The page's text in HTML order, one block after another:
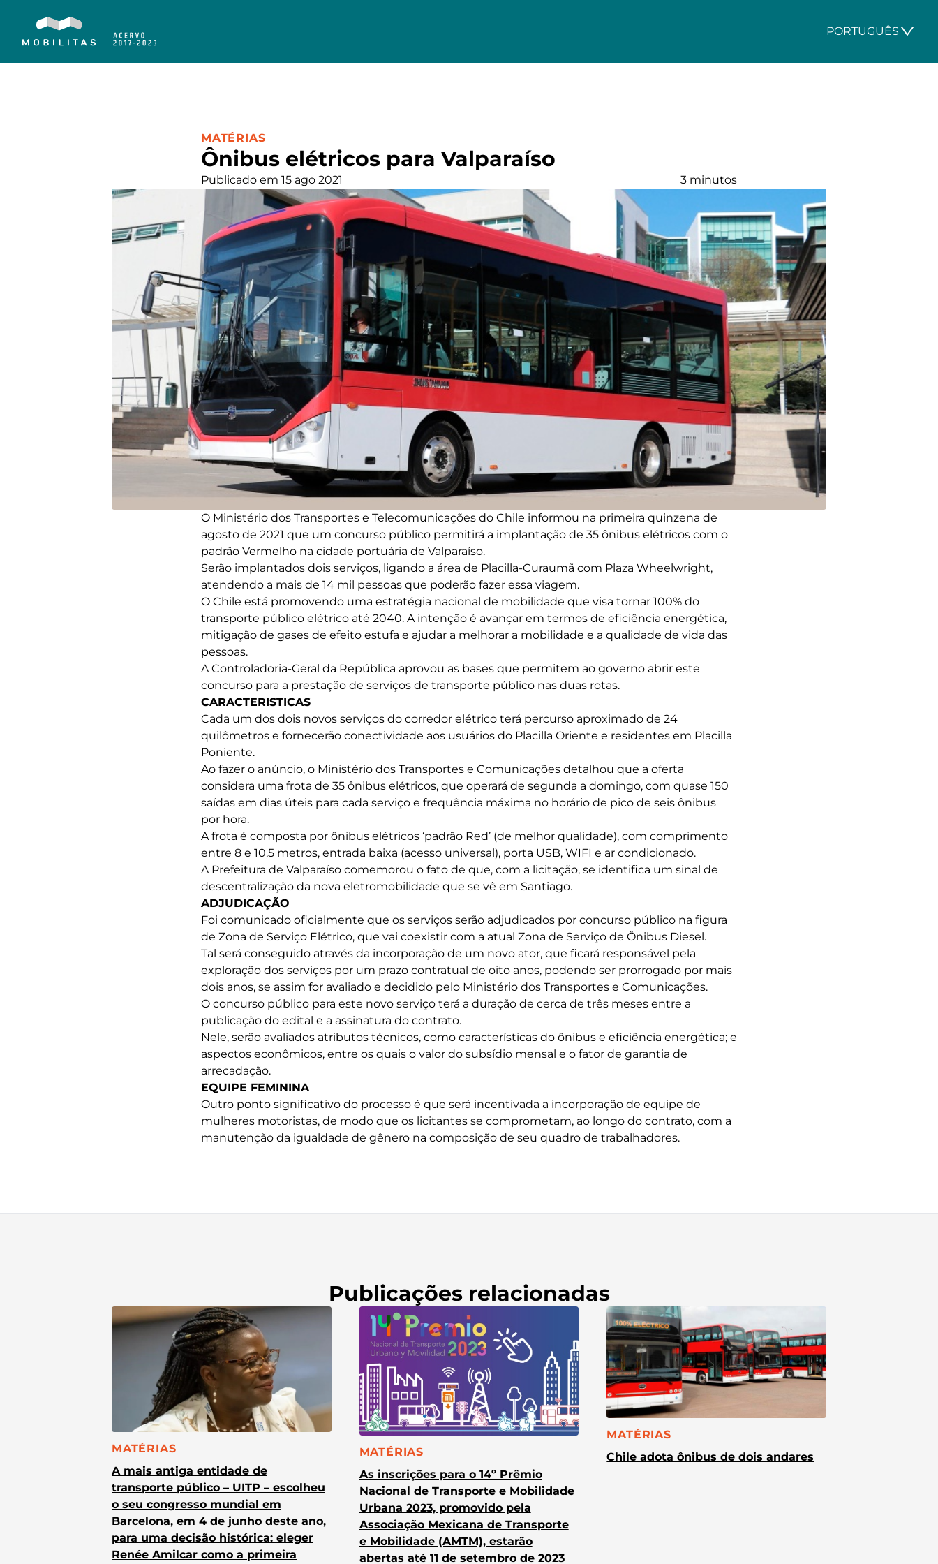
PORTUGUÊS
Ônibus elétricos para Valparaíso
CATEGORIA:
MATÉRIAS
Publicado em 15 ago 2021 3 minutos
O Ministério dos Transportes e Telecomunicações do Chile informou na primeira quinzena de
agosto de 2021 que um concurso público permitirá a implantação de 35 ônibus elétricos com o
padrão Vermelho na cidade portuária de Valparaíso.
Serão implantados dois serviços, ligando a área de Placilla-Curaumã com Plaza Wheelwright,
atendendo a mais de 14 mil pessoas que poderão fazer essa viagem.
O Chile está promovendo uma estratégia nacional de mobilidade que visa tornar 100% do
transporte público elétrico até 2040. A intenção é avançar em termos de eficiência energética,
mitigação de gases de efeito estufa e ajudar a melhorar a mobilidade e a qualidade de vida das
pessoas.
A Controladoria-Geral da República aprovou as bases que permitem ao governo abrir este
concurso para a prestação de serviços de transporte público nas duas rotas.
CARACTERISTICAS
Cada um dos dois novos serviços do corredor elétrico terá percurso aproximado de 24
quilômetros e fornecerão conectividade aos usuários do Placilla Oriente e residentes em Placilla
Poniente.
Ao fazer o anúncio, o Ministério dos Transportes e Comunicações detalhou que a oferta
considera uma frota de 35 ônibus elétricos, que operará de segunda a domingo, com quase 150
saídas em dias úteis para cada serviço e frequência máxima no horário de pico de seis ônibus
por hora.
A frota é composta por ônibus elétricos ‘padrão Red’ (de melhor qualidade), com comprimento
entre 8 e 10,5 metros, entrada baixa (acesso universal), porta USB, WIFI e ar condicionado.
A Prefeitura de Valparaíso comemorou o fato de que, com a licitação, se identifica um sinal de
descentralização da nova eletromobilidade que se vê em Santiago.
ADJUDICAÇÃO
Foi comunicado oficialmente que os serviços serão adjudicados por concurso público na figura
de Zona de Serviço Elétrico, que vai coexistir com a atual Zona de Serviço de Ônibus Diesel.
Tal será conseguido através da incorporação de um novo ator, que ficará responsável pela
exploração dos serviços por um prazo contratual de oito anos, podendo ser prorrogado por mais
dois anos, se assim for avaliado e decidido pelo Ministério dos Transportes e Comunicações.
O concurso público para este novo serviço terá a duração de cerca de três meses entre a
publicação do edital e a assinatura do contrato.
Nele, serão avaliados atributos técnicos, como características do ônibus e eficiência energética; e
aspectos econômicos, entre os quais o valor do subsídio mensal e o fator de garantia de
arrecadação.
EQUIPE FEMININA
Outro ponto significativo do processo é que será incentivada a incorporação de equipe de
mulheres motoristas, de modo que os licitantes se comprometam, ao longo do contrato, com a
manutenção da igualdade de gênero na composição de seu quadro de trabalhadores.
Publicações relacionadas
CATEGORIA:
MATÉRIAS
A mais antiga entidade de
transporte público – UITP – escolheu
o seu congresso mundial em
Barcelona, em 4 de junho deste ano,
para uma decisão histórica: eleger
Renée Amilcar como a primeira
CATEGORIA:
MATÉRIAS
As inscrições para o 14º Prêmio
Nacional de Transporte e Mobilidade
Urbana 2023, promovido pela
Associação Mexicana de Transporte
e Mobilidade (AMTM), estarão
abertas até 11 de setembro de 2023
CATEGORIA:
MATÉRIAS
Chile adota ônibus de dois andares